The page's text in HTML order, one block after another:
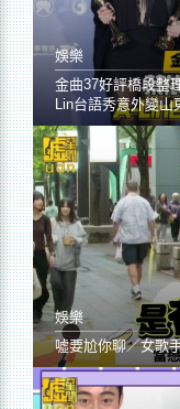
娛樂
金曲37好評橋段整
Lin台語秀意外變山
娛樂
噓要尬你聊／女歌